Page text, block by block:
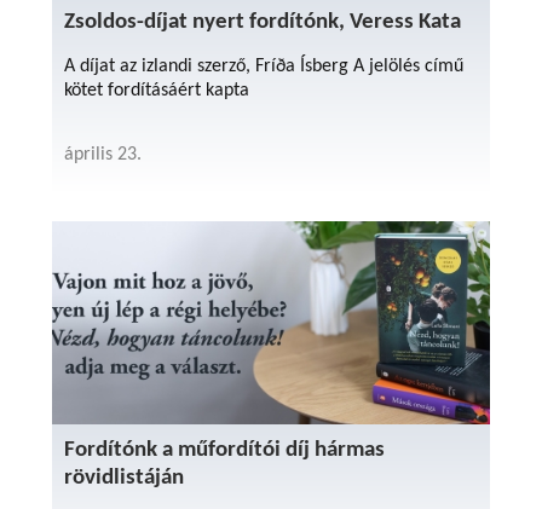
Zsoldos-díjat nyert fordítónk, Veress Kata
A díjat az izlandi szerző, Fríða Ísberg A jelölés című
kötet fordításáért kapta
április 23.
Fordítónk a műfordítói díj hármas
rövidlistáján